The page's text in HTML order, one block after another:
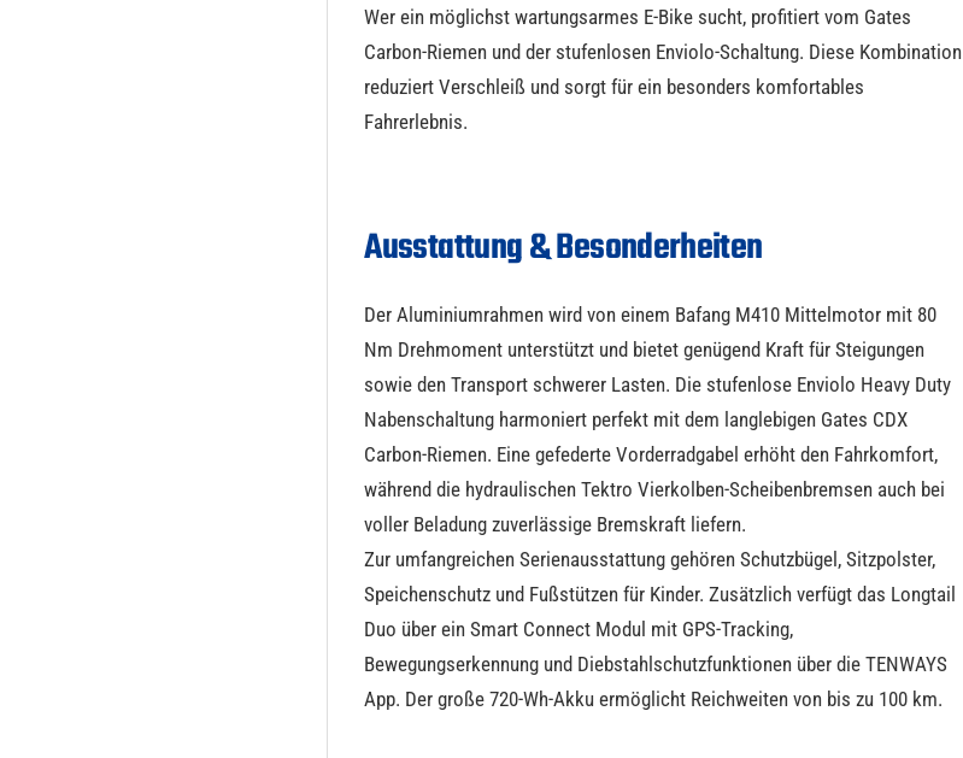
Wer ein möglichst wartungsarmes E-Bike sucht, profitiert vom Gates
Carbon-Riemen und der stufenlosen Enviolo-Schaltung. Diese Kombination
reduziert Verschleiß und sorgt für ein besonders komfortables
Fahrerlebnis.
Ausstattung & Besonderheiten
Der Aluminiumrahmen wird von einem Bafang M410 Mittelmotor mit 80
Nm Drehmoment unterstützt und bietet genügend Kraft für Steigungen
sowie den Transport schwerer Lasten. Die stufenlose Enviolo Heavy Duty
Nabenschaltung harmoniert perfekt mit dem langlebigen Gates CDX
Carbon-Riemen. Eine gefederte Vorderradgabel erhöht den Fahrkomfort,
während die hydraulischen Tektro Vierkolben-Scheibenbremsen auch bei
voller Beladung zuverlässige Bremskraft liefern.
Zur umfangreichen Serienausstattung gehören Schutzbügel, Sitzpolster,
Speichenschutz und Fußstützen für Kinder. Zusätzlich verfügt das Longtail
Duo über ein Smart Connect Modul mit GPS-Tracking,
Bewegungserkennung und Diebstahlschutzfunktionen über die TENWAYS
App. Der große 720-Wh-Akku ermöglicht Reichweiten von bis zu 100 km.